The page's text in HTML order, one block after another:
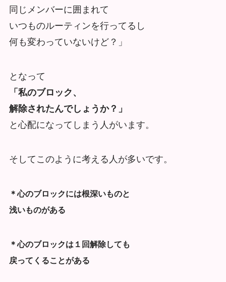
同じメンバーに囲まれて
いつものルーティンを行ってるし
何も変わっていないけど？」
となって
「私のブロック、
解除されたんでしょうか？」
と心配になってしまう人がいます。
そしてこのように考える人が多いです。
＊心のブロックには根深いものと
浅いものがある
＊心のブロックは１回解除しても
戻ってくることがある